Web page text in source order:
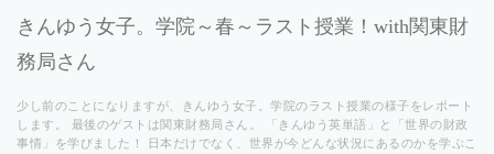
きんゆう女子。学院～春～ラスト授業！with関東財
務局さん
少し前のことになりますが、きんゆう女子。学院のラスト授業の様子をレポート
します。 最後のゲストは関東財務局さん。 「きんゆう英単語」と「世界の財政
事情」を学びました！ 日本だけでなく、世界が今どんな状況にあるのかを学ぶこ